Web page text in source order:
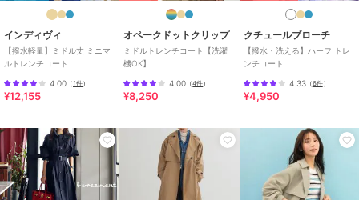
インディヴィ
【撥水軽量】ミドル丈 ミニマ
ルトレンチコート
4.00 （1件）
¥12,155
オペークドットクリップ
ミドルトレンチコート【洗濯
機OK】
4.00 （4件）
¥8,250
クチュールブローチ
【撥水・洗える】ハーフ トレ
ンチコート
4.33（6件）
¥4,950